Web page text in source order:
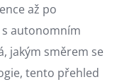
až po
s autonomním
jakým směrem se
tento přehled